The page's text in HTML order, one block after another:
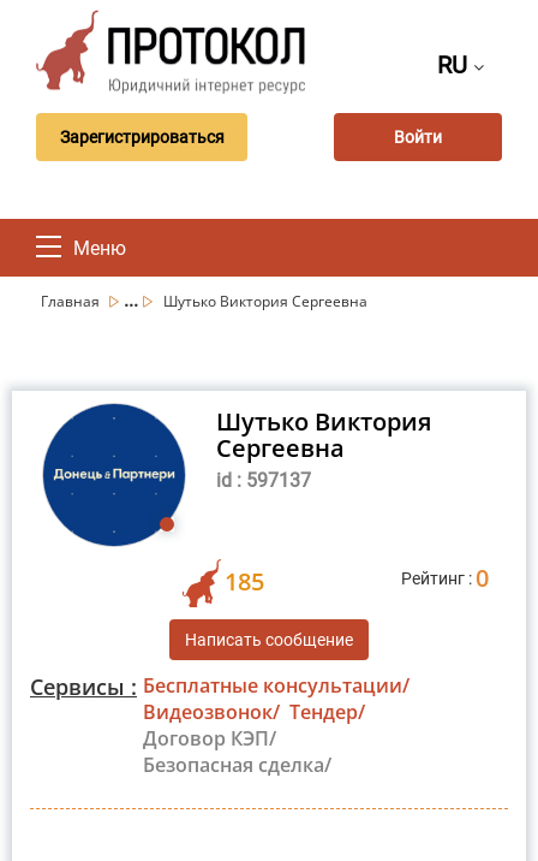
RU
Зарегистрироваться Войти
Меню
Главная ... Шутько Виктория Сергеевна
Шутько Виктория
Сергеевна
id : 597137
185 Рейтинг : 0
Написать сообщение
Сервисы : Бесплатные консультации/
Видеозвонок/ Тендер/
Договор КЭП/
Безопасная сделка/